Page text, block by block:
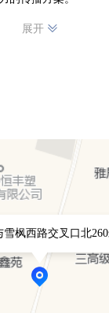
越，在夏邑传媒
竞争中脱颖而出。
展开
雪枫西路交叉口北